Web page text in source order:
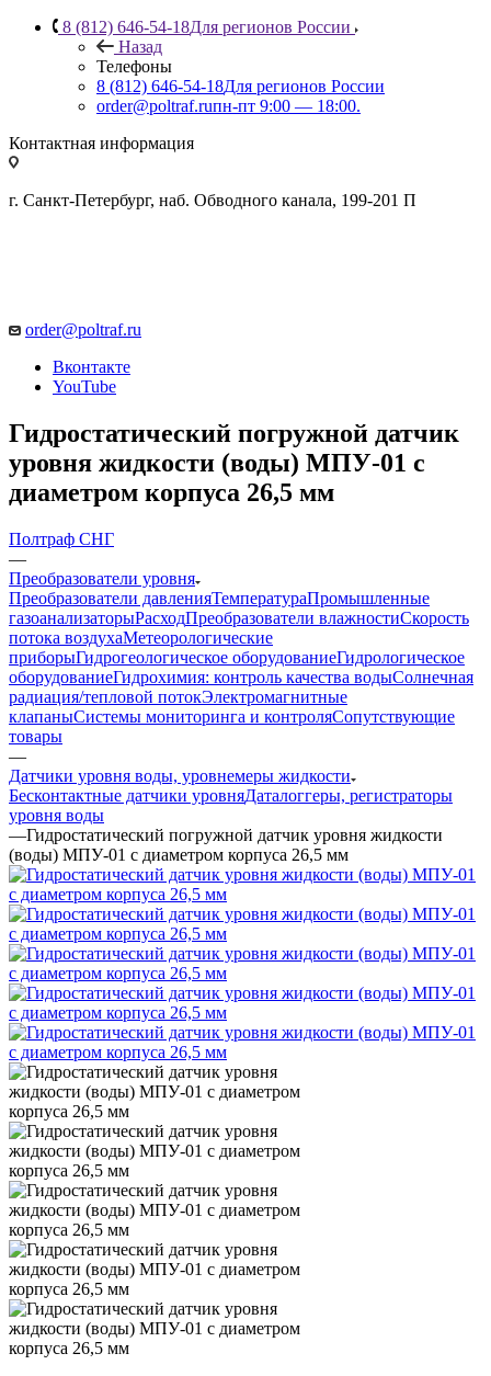
8 (812) 646-54-18Для регионов России
Назад
Телефоны
8 (812) 646-54-18Для регионов России
order@poltraf.ruпн-пт 9:00 — 18:00.
Контактная информация
г. Санкт-Петербург, наб. Обводного канала, 199-201 П
order@poltraf.ru
Вконтакте
YouTube
Гидростатический погружной датчик
уровня жидкости (воды) МПУ-01 с
диаметром корпуса 26,5 мм
Полтраф СНГ
—
Преобразователи уровня
Преобразователи давленияТемператураПромышленные
газоанализаторыРасходПреобразователи влажностиСкорость
потока воздухаМетеорологические
приборыГидрогеологическое оборудованиеГидрологическое
оборудованиеГидрохимия: контроль качества водыСолнечная
радиация/тепловой потокЭлектромагнитные
клапаныСистемы мониторинга и контроляСопутствующие
товары
—
Датчики уровня воды, уровнемеры жидкости
Бесконтактные датчики уровняДаталоггеры, регистраторы
уровня воды
—Гидростатический погружной датчик уровня жидкости
(воды) МПУ-01 с диаметром корпуса 26,5 мм